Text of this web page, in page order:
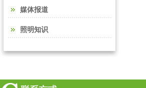
媒体报道
照明知识